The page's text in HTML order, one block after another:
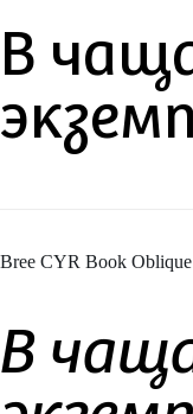
В
экземп
Bree CYR Book Oblique
В